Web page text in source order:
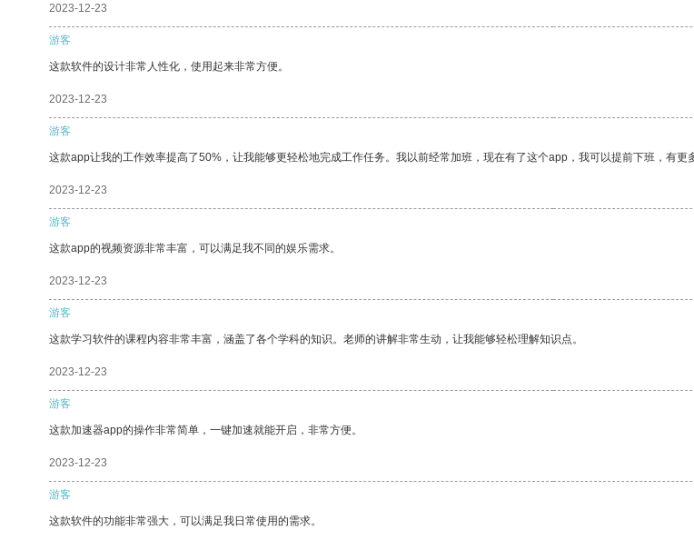
2023-12-23
游客
这款软件的设计非常人性化，使用起来非常方便。
2023-12-23
游客
这款app让我的工作效率提高了50%，让我能够更轻松地完成工作任务。我以前经常加班，现在有了这个app，我可以提前下班，有更
2023-12-23
游客
这款app的视频资源非常丰富，可以满足我不同的娱乐需求。
2023-12-23
游客
这款学习软件的课程内容非常丰富，涵盖了各个学科的知识。老师的讲解非常生动，让我能够轻松理解知识点。
2023-12-23
游客
这款加速器app的操作非常简单，一键加速就能开启，非常方便。
2023-12-23
游客
这款软件的功能非常强大，可以满足我日常使用的需求。